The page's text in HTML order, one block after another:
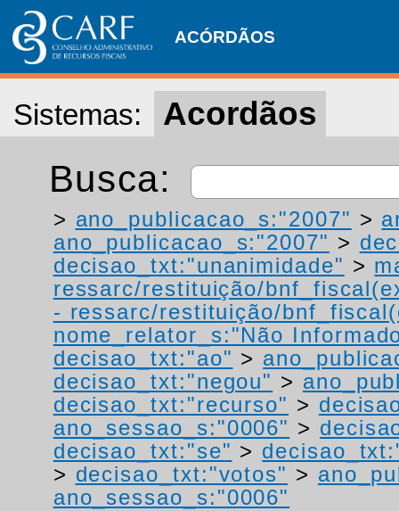
ACÓRDÃOS
Sistemas: Acordãos
Busca:
> ano_publicacao_s:"2007" >
ano_publicacao_s:"2007" >
decisao_txt:"unanimidade" >
ressarc/restituição/
- ressarc/restituição/
nome_relator_s:"Não
decisao_txt:"ao" >
decisao_txt:"negou" >
decisao_txt:"recurso" >
ano_sessao_s:"0006" >
decisao_txt:"se" >
> decisao_txt:"votos" >
ano_sessao_s:"0006"